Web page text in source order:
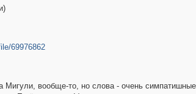
69976862
вообще-то, но слова - очень